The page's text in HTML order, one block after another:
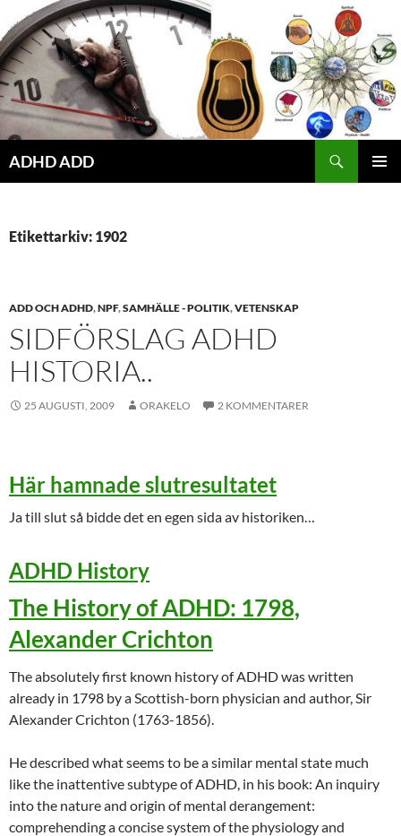
Hoppa
till
innehåll
ADHD ADD
Etikettarkiv: 1902
ADD OCH ADHD,NPF,SAMHÄLLE - POLITIK,VETENSKAP
SIDFÖRSLAG ADHD
HISTORIA..
25 AUGUSTI, 2009 ORAKELO 2 KOMMENTARER
Här hamnade slutresultatet
Ja till slut så bidde det en egen sida av historiken…
ADHD History
The History of ADHD: 1798,
Alexander Crichton
The absolutely first known history of ADHD was written
already in 1798 by a Scottish-born physician and author, Sir
Alexander Crichton (1763-1856).
He described what seems to be a similar mental state much
like the inattentive subtype of ADHD, in his book: An inquiry
into the nature and origin of mental derangement:
comprehending a concise system of the physiology and